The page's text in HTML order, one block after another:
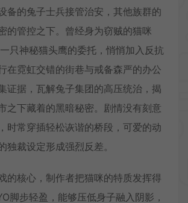
备的兔子士兵接管治安，其他族群的
的管控之下。曾经身为窃贼的猫咪
只神秘猫头鹰的委托，悄悄加入反抗
在霓虹交错的街巷与戒备森严的办公
证据，瓦解兔子集团的高压统治，揭
之下藏着的黑暗秘密。剧情没有刻意
时常穿插轻松诙谐的桥段，可爱的动
独裁设定形成强烈反差。
的核心，制作者把猫咪的特质发挥得
脚步轻盈，能够压低身子融入阴影，